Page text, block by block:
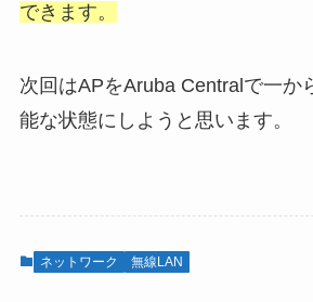
できます。
次回はAPをAruba Centralで一か
能な状態にしようと思います。
ネットワーク 無線LAN